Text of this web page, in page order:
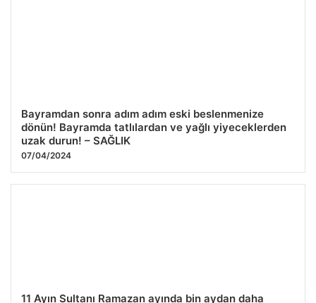
Bayramdan sonra adım adım eski beslenmenize
dönün! Bayramda tatlılardan ve yağlı yiyeceklerden
uzak durun! – SAĞLIK
07/04/2024
11 Ayın Sultanı Ramazan ayında bin aydan daha